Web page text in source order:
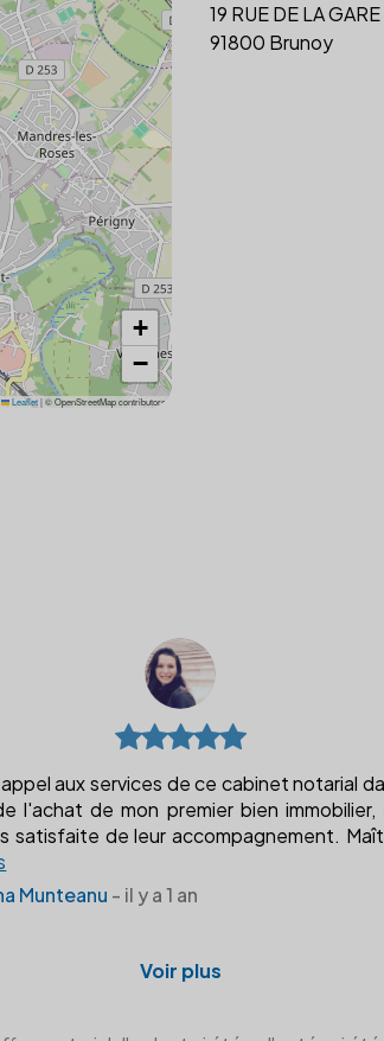
+
−
Leaflet |© OpenStreetMap contributors
19 RUE DE LA GARE
91800 Brunoy
aux services de ce cabinet notarial
l'achat de mon premier bien
satisfaite de leur accompagnement.
Munteanu - il y a 1 an
Voir plus